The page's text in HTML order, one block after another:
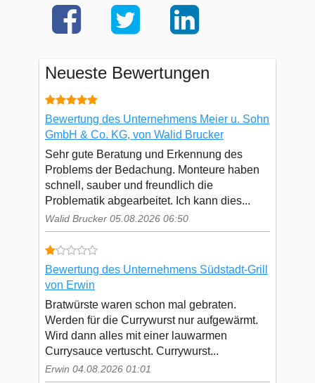
Neueste Bewertungen
Bewertung des Unternehmens Meier u. Sohn
GmbH & Co. KG, von Walid Brucker
Sehr gute Beratung und Erkennung des
Problems der Bedachung. Monteure haben
schnell, sauber und freundlich die
Problematik abgearbeitet. Ich kann dies...
Walid Brucker 05.08.2026 06:50
Bewertung des Unternehmens Südstadt-Grill
von Erwin
Bratwürste waren schon mal gebraten.
Werden für die Currywurst nur aufgewärmt.
Wird dann alles mit einer lauwarmen
Currysauce vertuscht. Currywurst...
Erwin 04.08.2026 01:01